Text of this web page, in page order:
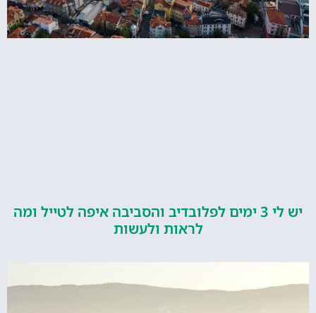
יש לי 3 ימים לפלובדיב והסביבה איפה לטייל ומה
לראות ולעשות